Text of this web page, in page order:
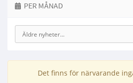
PER MÅNAD
Det finns för närvarande